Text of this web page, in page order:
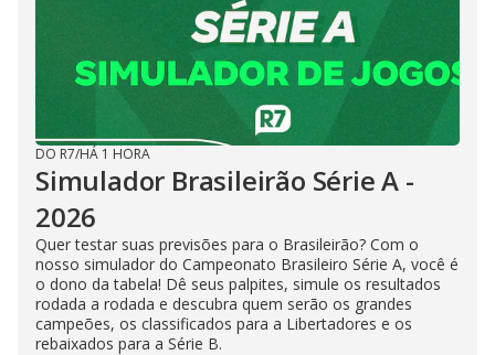
DO R7/HÁ 1 HORA
Simulador Brasileirão Série A -
2026
Quer testar suas previsões para o Brasileirão? Com o
nosso simulador do Campeonato Brasileiro Série A, você é
o dono da tabela! Dê seus palpites, simule os resultados
rodada a rodada e descubra quem serão os grandes
campeões, os classificados para a Libertadores e os
rebaixados para a Série B.